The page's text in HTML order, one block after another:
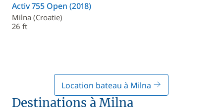
Activ 755 Open (2018)
Milna (Croatie)
26 ft
Location bateau à Milna
Destinations à Milna